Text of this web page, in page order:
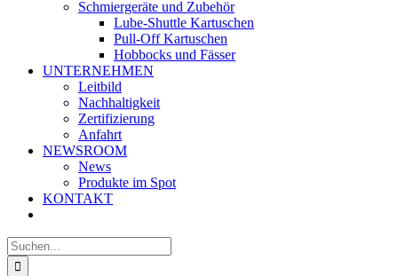
Schmiergeräte und Zubehör
Lube-Shuttle Kartuschen
Pull-Off Kartuschen
Hobbocks und Fässer
UNTERNEHMEN
Leitbild
Nachhaltigkeit
Zertifizierung
Anfahrt
NEWSROOM
News
Produkte im Spot
KONTAKT
Suche
nach: